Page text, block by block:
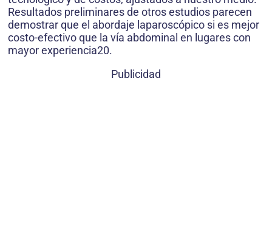
Resultados preliminares de otros estudios parecen
demostrar que el abordaje laparoscópico si es mejor
costo-efectivo que la vía abdominal en lugares con
mayor experiencia20.
Publicidad